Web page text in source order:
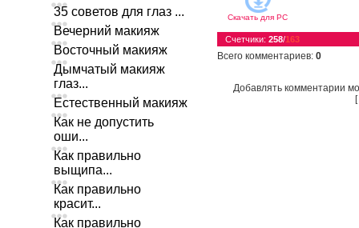
35 советов для глаз ...
Вечерний макияж
Восточный макияж
Дымчатый макияж
глаз...
Естественный макияж
Как не допустить
оши...
Как правильно
выщипа...
Как правильно
красит...
Как правильно
Скачать для PC
Счетчики: 258/163
Всего комментариев: 0
Добавлять комментарии
[